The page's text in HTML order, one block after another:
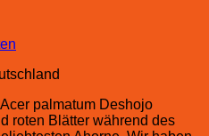
palmatum Deshojo
roten Blätter während des